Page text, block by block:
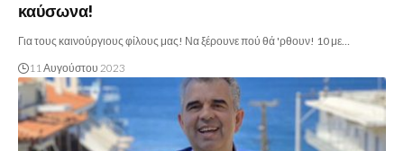
καύσωνα!
Για τους καινούργιους φίλους μας! Να ξέρουνε πού θά 'ρθουν! 10 με…
11 Αυγούστου 2023